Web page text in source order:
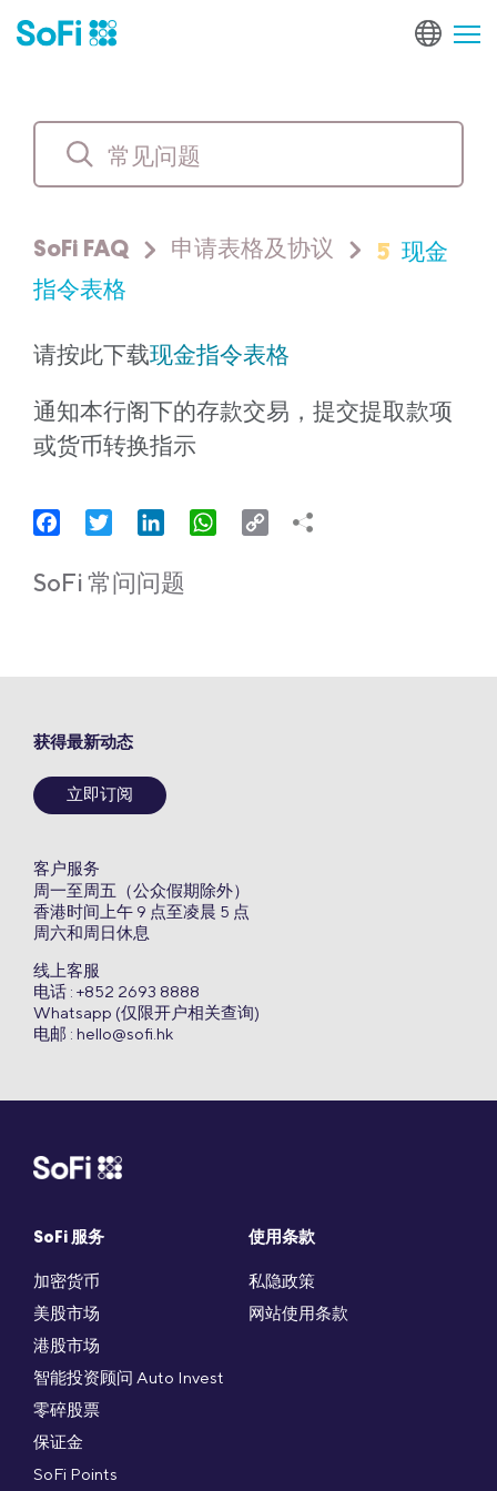
SoFi FAQ 申请表格及协议 5 现金
指令表格
请按此下载现金指令表格
通知本行阁下的存款交易，提交提取款项
或货币转换指示
FacebookTwitter LinkedInWhatsApp
Copy
SoFi 常问问题
SoFi 服务
加密货币
美股市场
港股市场
智能投资顾问 Auto Invest
零碎股票
保证金
SoFi Points
使用条款
私隐政策
网站使用条款
获得最新动态
立即订阅
客户服务
周一至周五（公众假期除外）
香港时间上午 9 点至凌晨 5 点
周六和周日休息
线上客服
电话 : +852 2693 8888
Whatsapp (仅限开户相关查询)
电邮 : hello@sofi.hk